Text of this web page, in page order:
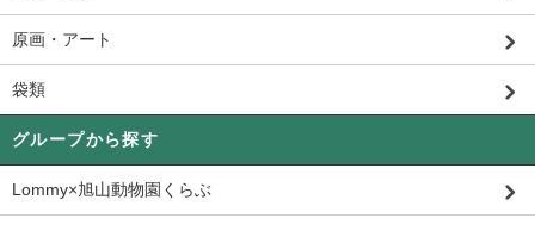
原画・アート
袋類
グループから探す
Lommy×旭山動物園くらぶ